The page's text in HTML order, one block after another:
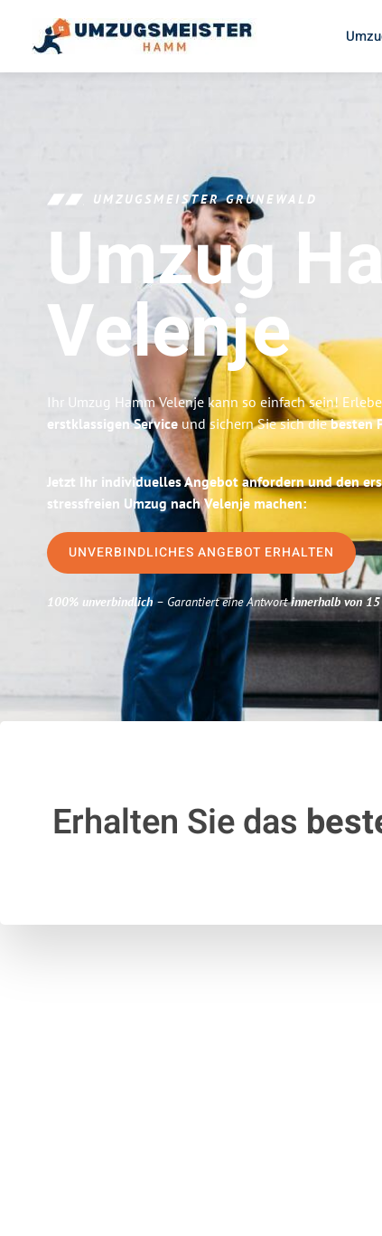
UMZUGSMEISTER GRUNEWALD
Umzug
Velenje
Ihr Umzug Hamm Velenje kann so einfach sein!
erstklassigen Service und sichern Sie sich diebesten
Jetzt Ihr individuelles Angebot anfordern und den
stressfreien Umzug nach Velenje machen:
UNVERBINDLICHES ANGEBOT ERHALTEN
100% unverbindlich– Garantiert eine Antwortinnerhalb von
Erhalten Sie das